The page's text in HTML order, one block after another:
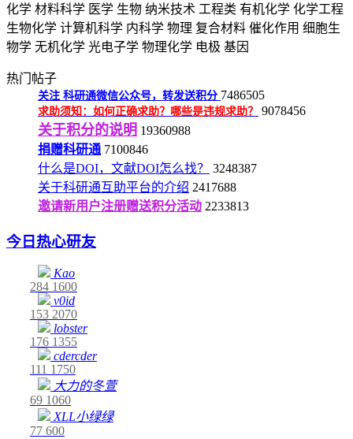
化学 材料科学 医学 生物 纳米技术 工程类 有机化学 化学工程
生物化学 计算机科学 内科学 物理 复合材料 催化作用 细胞生
物学 无机化学 光电子学 物理化学 电极 基因
热门帖子
关注 科研通微信公众号，转发送积分 7486505
求助须知：如何正确求助？哪些是违规求助？ 9078456
关于积分的说明 19360988
捐赠科研通 7100846
什么是DOI，文献DOI怎么找？
3248387
关于科研通互助平台的介绍 2417688
邀请新用户注册赠送积分活动 2233813
今日热心研友
Kao
284 1600
v0id
153 2070
lobster
176 1355
cdercder
111 1750
大力的冬萱
69 1060
XLL小绿绿
77 600